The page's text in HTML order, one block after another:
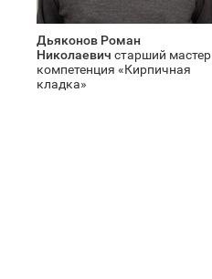
Дьяконов Роман
Николаевич старший мастер
компетенция «Кирпичная
кладка»